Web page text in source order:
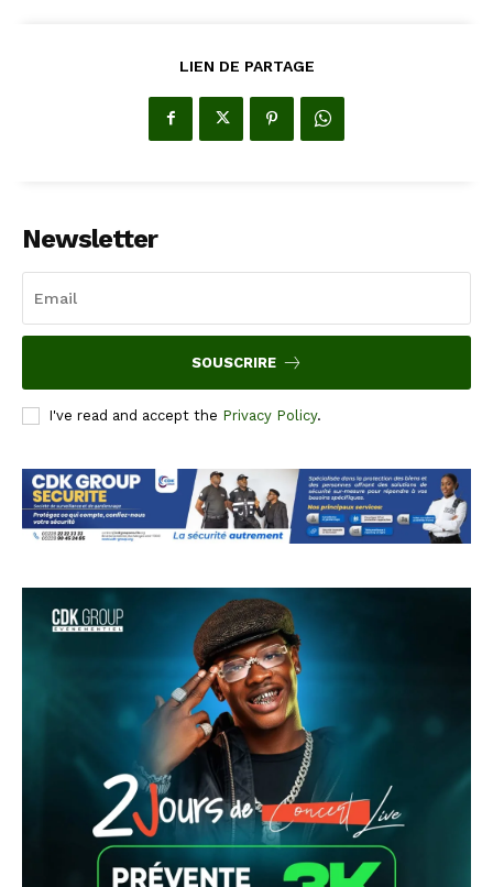
LIEN DE PARTAGE
Newsletter
SOUSCRIRE
I've read and accept the Privacy Policy.